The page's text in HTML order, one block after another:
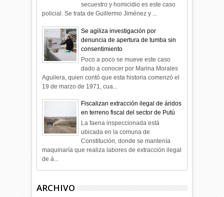
secuestro y homicidio es este caso
policial. Se trata de Guillermo Jiménez y ...
Se agiliza investigación por
denuncia de apertura de tumba sin
consentimiento
Poco a poco se mueve este caso
dado a conocer por Marina Morales
Aguilera, quien contó que esta historia comenzó el
19 de marzo de 1971, cua...
Fiscalizan extracción ilegal de áridos
en terreno fiscal del sector de Putú
La faena inspeccionada está
ubicada en la comuna de
Constitución, donde se mantenía
maquinaría que realiza labores de extracción ilegal
de á...
ARCHIVO